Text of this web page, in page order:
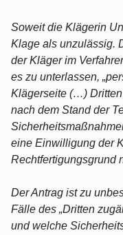
Soweit die Klägerin
Klage als unzulässig.
der Kläger im
es zu unterlassen,
Klägerseite (…)
nach dem Stand der
eine Einwilligung der
Rechtfertigungsgrund
Der Antrag ist zu
Fälle des „Dritten
und welche